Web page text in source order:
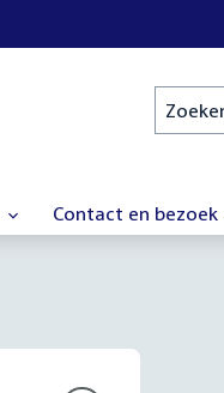
Zoeken
Contact en bezoek